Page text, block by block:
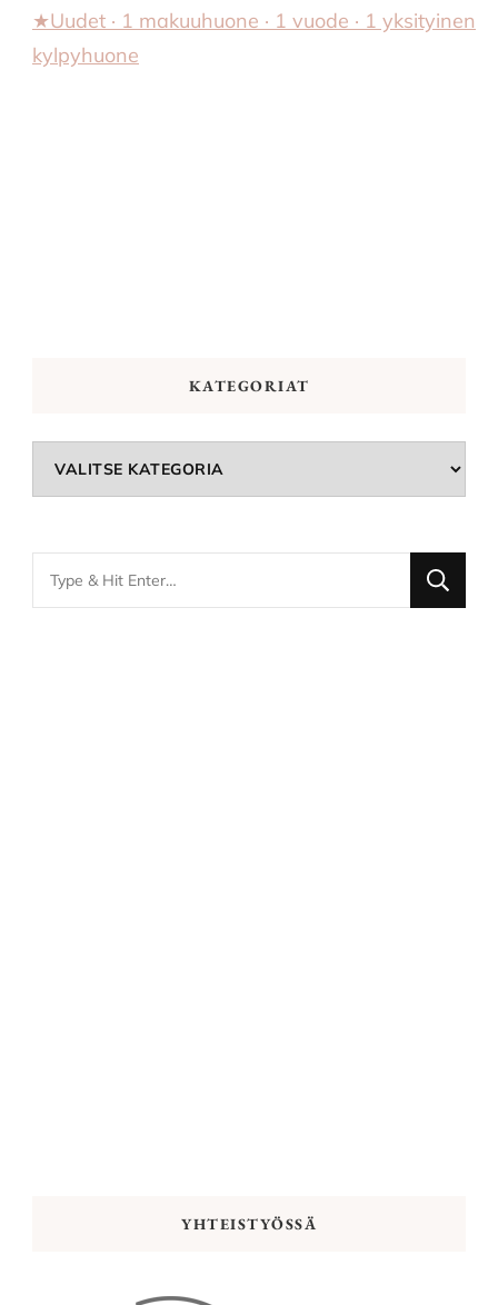
★Uudet · 1 makuuhuone · 1 vuode · 1 yksityinen
kylpyhuone
KATEGORIAT
for
YHTEISTYÖSSÄ